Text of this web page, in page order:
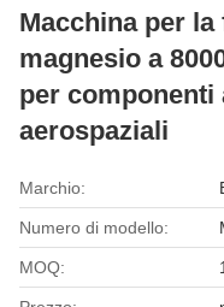
Macchina per
magnesio a
per
aerospaziali
Marchio:
Numero di modello:
MOQ: 1